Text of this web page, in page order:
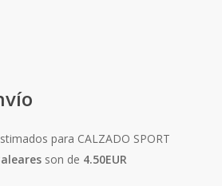
para CALZADO SPORT
son de 4.50EUR